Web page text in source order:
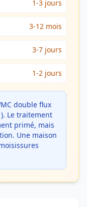
1-3 jours
3-12 mois
3-7 jours
1-2 jours
double flux
Le traitement
primé, mais
Une maison